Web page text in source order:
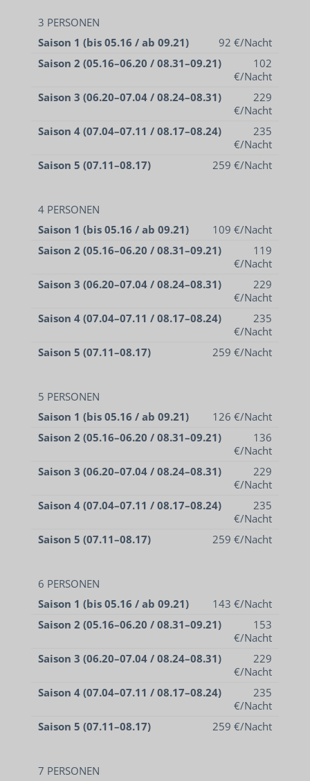
3 PERSONEN
Saison 1 (bis 05.16 / ab 09.21)
92 €/Nacht
Saison 2 (05.16–06.20 / 08.31–09.21)
102
€/Nacht
Saison 3 (06.20–07.04 / 08.24–08.31)
229
€/Nacht
Saison 4 (07.04–07.11 / 08.17–08.24)
235
€/Nacht
Saison 5 (07.11–08.17)
259 €/Nacht
4 PERSONEN
Saison 1 (bis 05.16 / ab 09.21)
109 €/Nacht
Saison 2 (05.16–06.20 / 08.31–09.21)
119
€/Nacht
Saison 3 (06.20–07.04 / 08.24–08.31)
229
€/Nacht
Saison 4 (07.04–07.11 / 08.17–08.24)
235
€/Nacht
Saison 5 (07.11–08.17)
259 €/Nacht
5 PERSONEN
Saison 1 (bis 05.16 / ab 09.21)
126 €/Nacht
Saison 2 (05.16–06.20 / 08.31–09.21)
136
€/Nacht
Saison 3 (06.20–07.04 / 08.24–08.31)
229
€/Nacht
Saison 4 (07.04–07.11 / 08.17–08.24)
235
€/Nacht
Saison 5 (07.11–08.17)
259 €/Nacht
6 PERSONEN
Saison 1 (bis 05.16 / ab 09.21)
143 €/Nacht
Saison 2 (05.16–06.20 / 08.31–09.21)
153
€/Nacht
Saison 3 (06.20–07.04 / 08.24–08.31)
229
€/Nacht
Saison 4 (07.04–07.11 / 08.17–08.24)
235
€/Nacht
Saison 5 (07.11–08.17)
259 €/Nacht
7 PERSONEN